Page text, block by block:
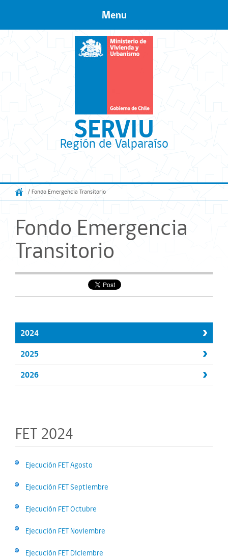
SERVIU
Región de Valparaíso
Menu
/ Fondo Emergencia Transitorio
Fondo Emergencia
Transitorio
2024
2025
2026
FET 2024
Ejecución FET Agosto
Ejecución FET Septiembre
Ejecución FET Octubre
Ejecución FET Noviembre
Ejecución FET Diciembre